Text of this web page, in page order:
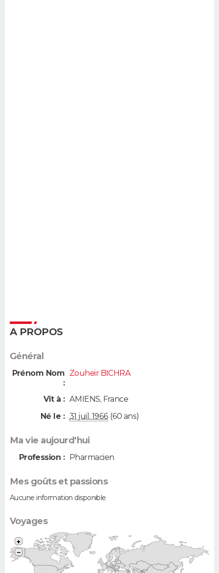
A PROPOS
Général
Prénom Nom
:
Zouheir BICHRA
Vit à : AMIENS, France
Né le : 31 juil. 1966 (60 ans)
Ma vie aujourd'hui
Profession : Pharmacien
Mes goûts et passions
Aucune information disponible
Voyages
+
−